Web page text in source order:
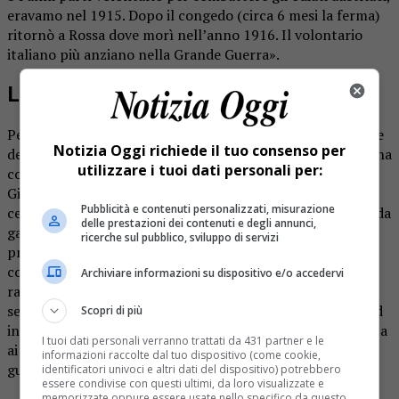
eravamo nel 1915. Dopo il congedo (circa 6 mesi la ferma)
ritornò a Rossa dove morì nell’anno 1916. Il volontario
italiano più anziano nella Grande Guerra».
La pergamena
Per tutta questa sua storia, il presidente della Federazione
del Nastro Azzurro di Milano, generale Ansaldo Cassano, ha
conferito a Rossa una pergamena in onore e ricordo di
Giovanni Tamiotti, ed una medaglia commemorativa dei
cento anni della fine della Grande Guerra accompagnata da
gagliardetto. E’ stata celebrata la messa dopo un
preambolo di Gian Paolo DeDominici per ringraziare tutti
coloro che hanno partecipato e stanno partecipando alla
raccolta fondi per il rifacimento del tetto della chiesa, è
seguito l’omaggio ai caduti sepolti nel cimitero di Rossa ed
infine l’intervento da parte del sindaco di Rossa Alex Rotta
ai presenti con lettura dei nomi dei caduti di tutte le
guerre.
Notizia Oggi richiede il tuo consenso per
utilizzare i tuoi dati personali per:
Pubblicità e contenuti personalizzati, misurazione
delle prestazioni dei contenuti e degli annunci,
ricerche sul pubblico, sviluppo di servizi
Archiviare informazioni su dispositivo e/o accedervi
Scopri di più
I tuoi dati personali verranno trattati da 431 partner e le
informazioni raccolte dal tuo dispositivo (come cookie,
identificatori univoci e altri dati del dispositivo) potrebbero
essere condivise con questi ultimi, da loro visualizzate e